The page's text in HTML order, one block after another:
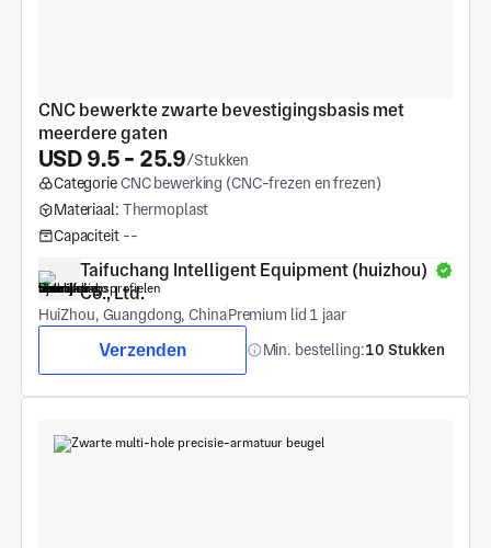
CNC bewerkte zwarte bevestigingsbasis met
meerdere gaten
USD 9.5 - 25.9/Stukken
CategorieCNC bewerking (CNC-frezen en frezen)
Materiaal: Thermoplast
Capaciteit --
Taifuchang Intelligent Equipment (huizhou)
Co., Ltd.
HuiZhou, Guangdong, ChinaPremium lid 1 jaar
Verzenden Min. bestelling:10 Stukken